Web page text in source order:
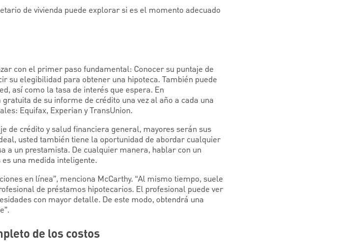
de vivienda puede explorar si es el momento adecuado
con el primer paso fundamental: Conocer su puntaje de
su elegibilidad para obtener una hipoteca. También puede
así como la tasa de interés que espera. En
de su informe de crédito una vez al año a cada una
Equifax, Experian y TransUnion.
de crédito y salud financiera general, mayores serán sus
usted también tiene la oportunidad de abordar cualquier
a un prestamista. De cualquier manera, hablar con un
una medida inteligente.
en línea”, menciona McCarthy. “Al mismo tiempo, suele
de préstamos hipotecarios. El profesional puede ver
con mayor detalle. De este modo, obtendrá una
de los costos